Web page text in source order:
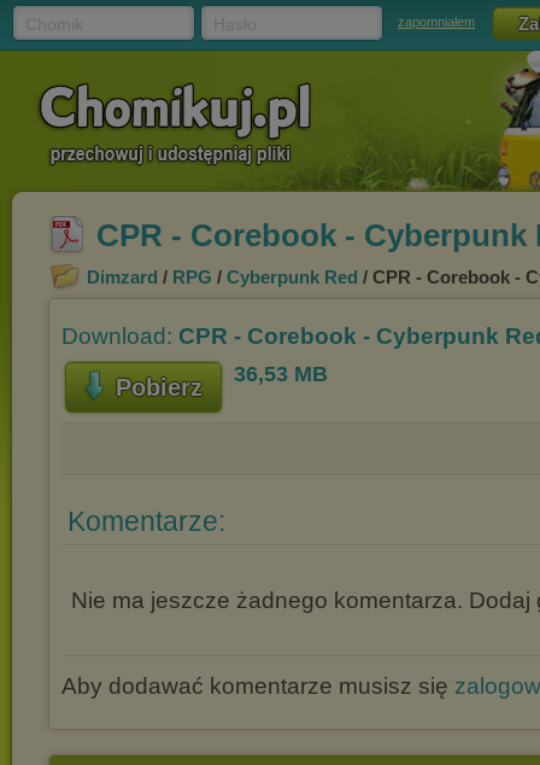
zapomniałem
CPR - Corebook - Cyberpunk
Dimzard / RPG / Cyberpunk Red / CPR - Corebook -
Download: CPR - Corebook - Cyberpunk
Pobierz 36,53 MB
Komentarze:
Nie ma jeszcze żadnego komentarza. Dodaj
Aby dodawać komentarze musisz się